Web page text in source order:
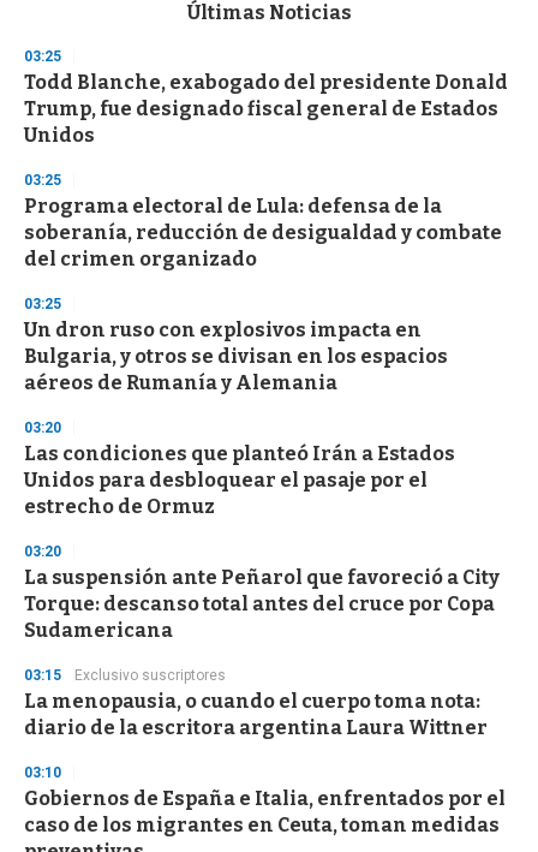
d
s
o
f
3
s
e
c
o
n
Últimas Noticias
03:25
Todd Blanche, exabogado del presidente Donald
Trump, fue designado fiscal general de Estados
Unidos
03:25
Programa electoral de Lula: defensa de la
soberanía, reducción de desigualdad y combate
del crimen organizado
03:25
Un dron ruso con explosivos impacta en
Bulgaria, y otros se divisan en los espacios
aéreos de Rumanía y Alemania
03:20
Las condiciones que planteó Irán a Estados
Unidos para desbloquear el pasaje por el
estrecho de Ormuz
03:20
La suspensión ante Peñarol que favoreció a City
Torque: descanso total antes del cruce por Copa
Sudamericana
03:15 Exclusivo suscriptores
La menopausia, o cuando el cuerpo toma nota:
diario de la escritora argentina Laura Wittner
03:10
Gobiernos de España e Italia, enfrentados por el
caso de los migrantes en Ceuta, toman medidas